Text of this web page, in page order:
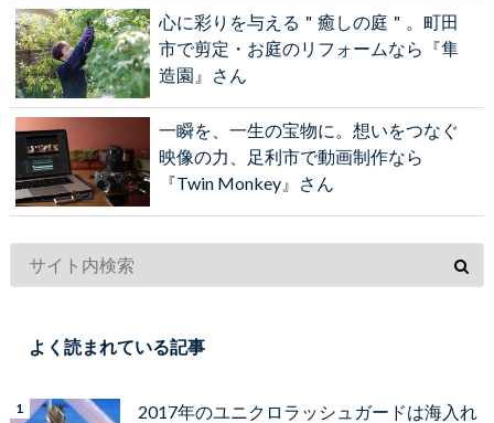
心に彩りを与える＂癒しの庭＂。町田
市で剪定・お庭のリフォームなら『隼
造園』さん
一瞬を、一生の宝物に。想いをつなぐ
映像の力、足利市で動画制作なら
『Twin Monkey』さん
よく読まれている記事
2017年のユニクロラッシュガードは海入れ